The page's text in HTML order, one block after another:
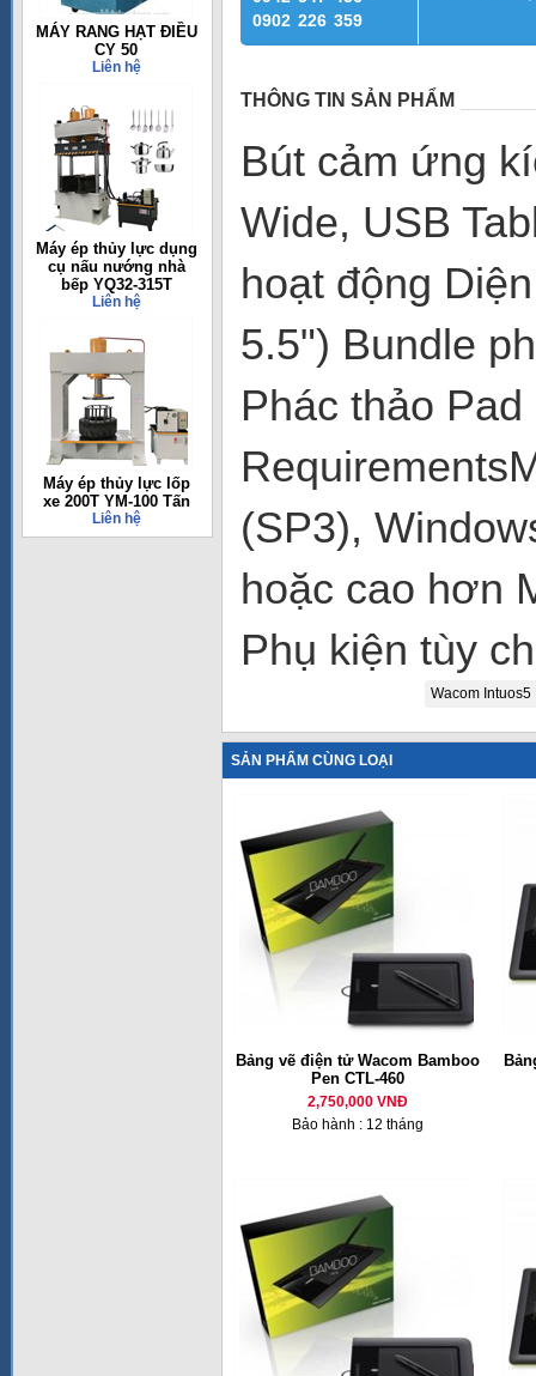
MÁY RANG HẠT ĐIỀU
CY 50
Liên hệ
Máy ép thủy lực dụng
cụ nấu nướng nhà
bếp YQ32-315T
Liên hệ
Máy ép thủy lực lốp
xe 200T YM-100 Tấn
Liên hệ
0902 226 359
THÔNG TIN SẢN PHẨM
Bút cảm ứng
Wide, USB
hoạt động
5.5") Bundle
Phác thảo Pad
(SP3),
hoặc cao hơn
Phụ kiện tùy
Wacom Intuos5
SẢN PHẨM CÙNG LOẠI
Bảng vẽ điện tử Wacom Bamboo
Pen CTL-460
2,750,000 VNĐ
Bảo hành : 12 tháng